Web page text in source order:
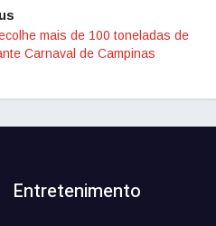
mais de 100 toneladas de
Carnaval de Campinas
Entretenimento